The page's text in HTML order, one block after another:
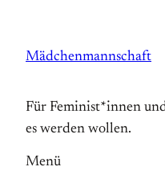
springen
Mädchenmannschaft
Für Feminist*innen
es werden wollen.
Menü